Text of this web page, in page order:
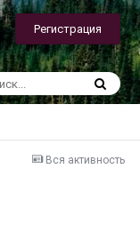
Регистрация
Вся активность